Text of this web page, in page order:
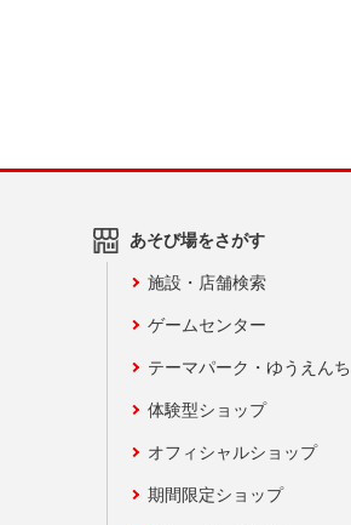
あそび場をさがす
施設・店舗検索
ゲームセンター
テーマパーク・ゆうえんち
体験型ショップ
オフィシャルショップ
期間限定ショップ